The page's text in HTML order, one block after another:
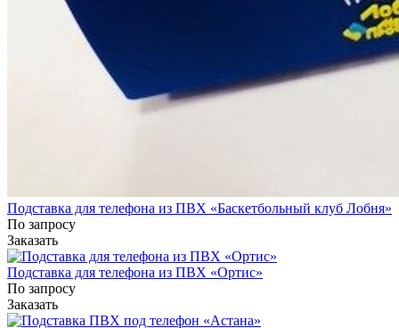
Подставка для телефона из ПВХ «Баскетбольный клуб Лобня»
По запросу
Заказать
Подставка для телефона из ПВХ «Ортис»
По запросу
Заказать